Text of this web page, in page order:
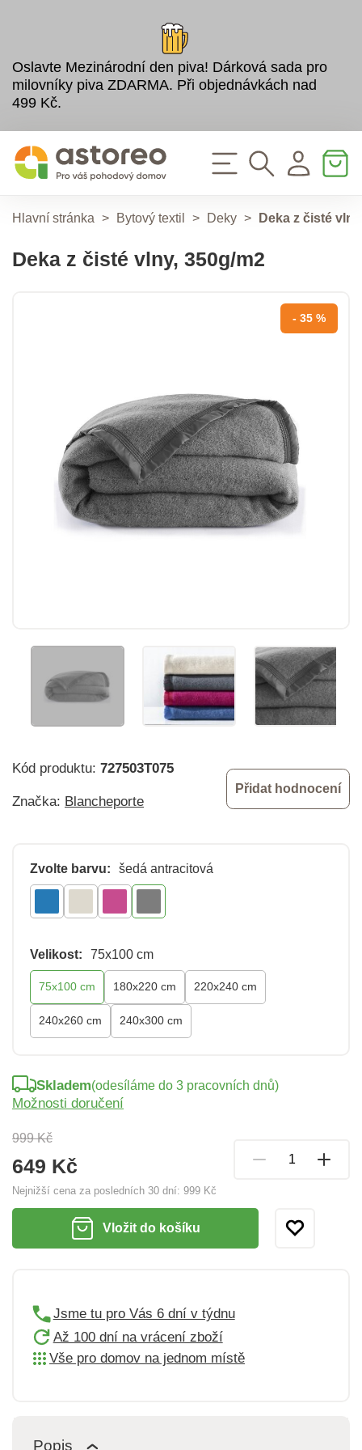
Oslavte Mezinárodní den piva! Dárková sada pro
milovníky piva ZDARMA. Při objednávkách nad
499 Kč.
Hlavní stránka > Bytový textil > Deky > Deka z čisté
Deka z čisté vlny, 350g/m2
- 35 %
Kód produktu: 727503T075
Značka: Blancheporte
Přidat hodnocení
Zvolte barvu: šedá antracitová
Velikost: 75x100 cm
75x100 cm 180x220 cm 220x240 cm
240x260 cm 240x300 cm
999 Kč
649 Kč
Nejnižší cena za posledních 30 dní: 999 Kč
Skladem(odesíláme do 3 pracovních dnů)
Možnosti doručení
Vložit do košíku
Jsme tu pro Vás 6 dní v týdnu
Až 100 dní na vrácení zboží
Vše pro domov na jednom místě
Popis